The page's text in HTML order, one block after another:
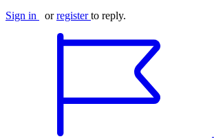
Sign in orregister to reply.